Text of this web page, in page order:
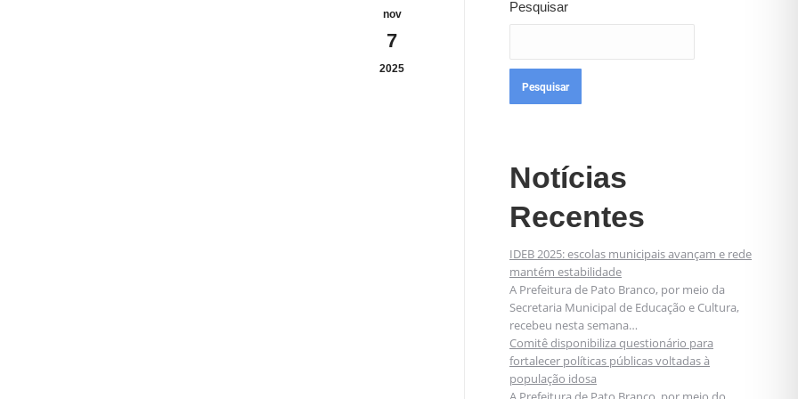
nov
7
2025
Pesquisar
Pesquisar
Notícias
Recentes
IDEB 2025: escolas municipais avançam e rede
mantém estabilidade
A Prefeitura de Pato Branco, por meio da
Secretaria Municipal de Educação e Cultura,
recebeu nesta semana…
Comitê disponibiliza questionário para
fortalecer políticas públicas voltadas à
população idosa